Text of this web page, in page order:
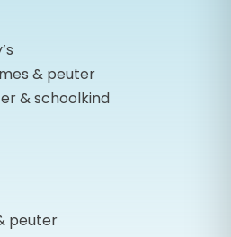
& peuter
& schoolkind
peuter